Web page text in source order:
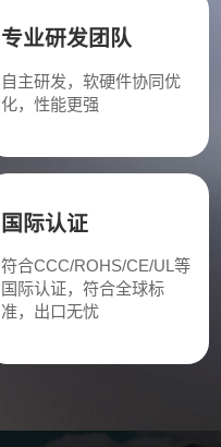
专业研发团队
自主研发，软硬件协同优
化，性能更强
国际认证
符合CCC/ROHS/CE/UL等
国际认证，符合全球标
准，出口无忧